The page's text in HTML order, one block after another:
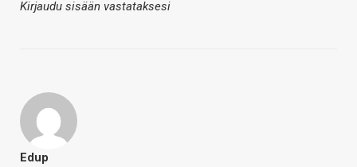
Kirjaudu sisään vastataksesi
Edup